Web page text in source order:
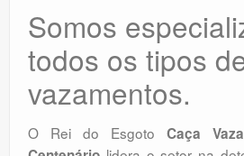
Somos
todos os tipos
vazamentos.
O Rei do Esgoto Caça